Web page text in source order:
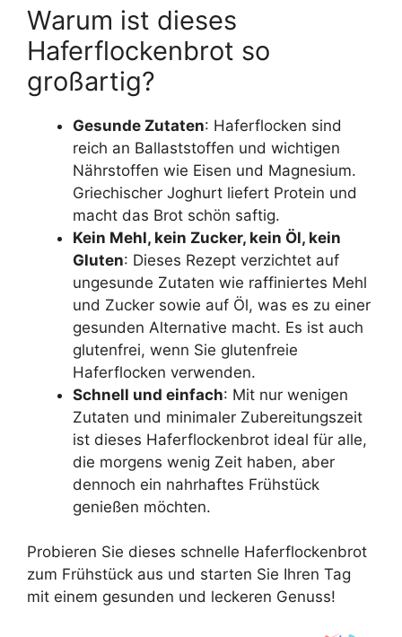
Warum ist dieses
Haferflockenbrot so
großartig?
Gesunde Zutaten: Haferflocken sind
reich an Ballaststoffen und wichtigen
Nährstoffen wie Eisen und Magnesium.
Griechischer Joghurt liefert Protein und
macht das Brot schön saftig.
Kein Mehl, kein Zucker, kein Öl, kein
Gluten: Dieses Rezept verzichtet auf
ungesunde Zutaten wie raffiniertes Mehl
und Zucker sowie auf Öl, was es zu einer
gesunden Alternative macht. Es ist auch
glutenfrei, wenn Sie glutenfreie
Haferflocken verwenden.
Schnell und einfach: Mit nur wenigen
Zutaten und minimaler Zubereitungszeit
ist dieses Haferflockenbrot ideal für alle,
die morgens wenig Zeit haben, aber
dennoch ein nahrhaftes Frühstück
genießen möchten.
Probieren Sie dieses schnelle Haferflockenbrot
zum Frühstück aus und starten Sie Ihren Tag
mit einem gesunden und leckeren Genuss!